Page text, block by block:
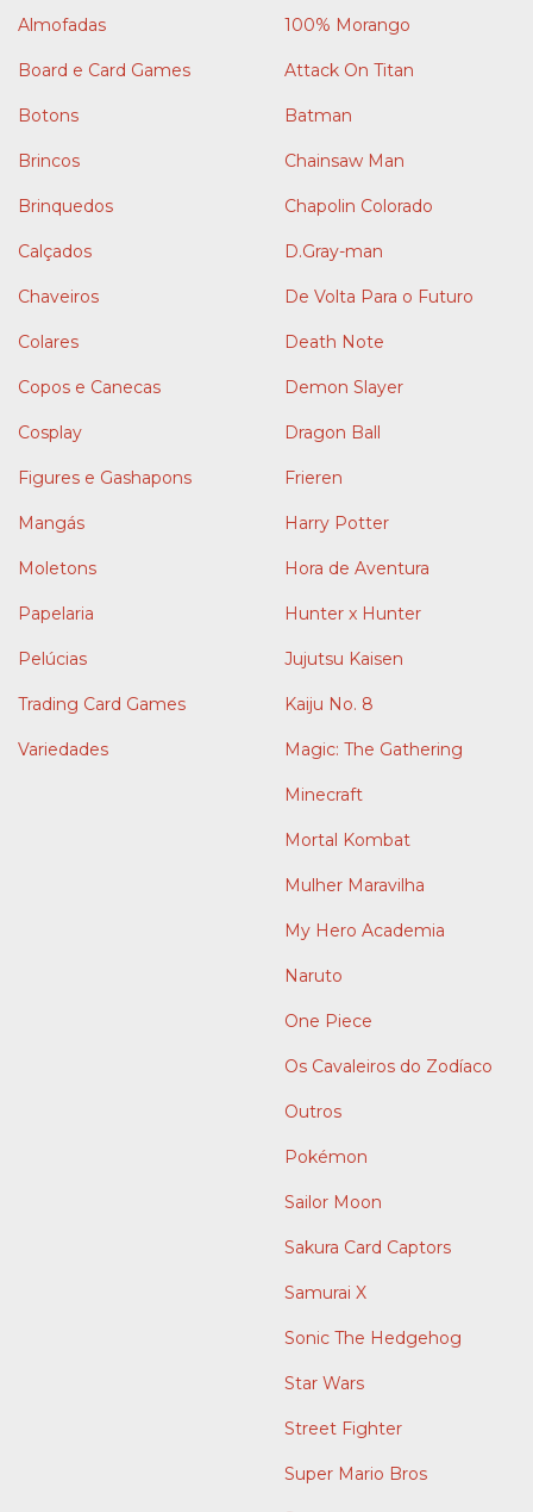
Almofadas
Board e Card Games
Botons
Brincos
Brinquedos
Calçados
Chaveiros
Colares
Copos e Canecas
Cosplay
Figures e Gashapons
Mangás
Moletons
Papelaria
Pelúcias
Trading Card Games
Variedades
100% Morango
Attack On Titan
Batman
Chainsaw Man
Chapolin Colorado
D.Gray-man
De Volta Para o Futuro
Death Note
Demon Slayer
Dragon Ball
Frieren
Harry Potter
Hora de Aventura
Hunter x Hunter
Jujutsu Kaisen
Kaiju No. 8
Magic: The Gathering
Minecraft
Mortal Kombat
Mulher Maravilha
My Hero Academia
Naruto
One Piece
Os Cavaleiros do Zodíaco
Outros
Pokémon
Sailor Moon
Sakura Card Captors
Samurai X
Sonic The Hedgehog
Star Wars
Street Fighter
Super Mario Bros